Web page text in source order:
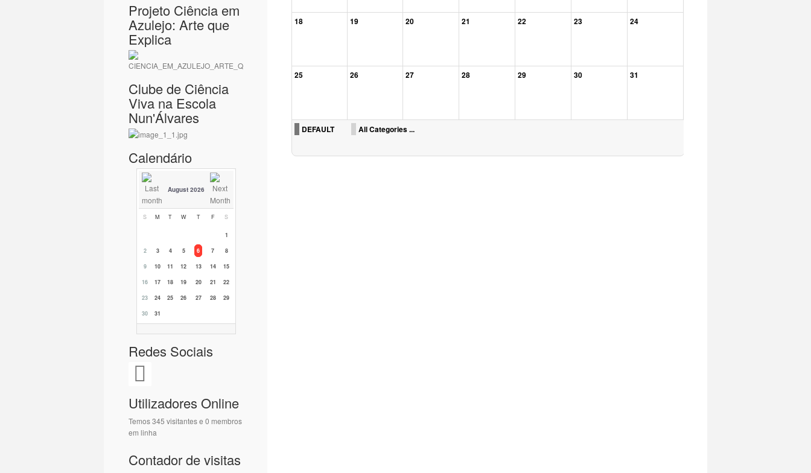
Projeto Ciência em
Azulejo: Arte que
Explica
Clube de Ciência
Viva na Escola
Nun'Álvares
Calendário
August 2026
S M T W T F S
1
2
3 4 5 6 7
8
9
10 11 12 13 14
15
16
17 18 19 20 21
22
23
24 25 26 27 28
29
30
31
Redes Sociais
Utilizadores Online
Temos 345 visitantes e 0 membros
em linha
Contador de visitas
18 19 20 21 22 23 24
25 26 27 28 29 30 31
DEFAULT All Categories ...